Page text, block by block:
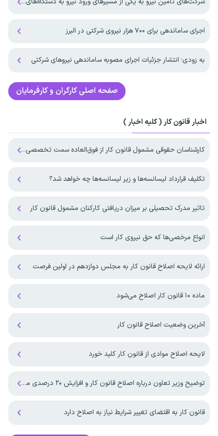
اجرای ساماندهی برای ۷۰۰ هزار نیروی شرکتی در البرز
به زودی؛ انتشار جزئیات اجرای مصوبه ساماندهی نیروهای شرکتی
صفحه اصلیکارگران و کارفرمایان
اخبار قانون کار ( کلیه اخبار )
کارشناسان حقوقی مشمول قانون کار از فوق‌العاده سمت تخصصی بهره‌مند می‌شوند
تکلیف قرارداد لیسانسه‌ها و زیر لیسانسه‌ها چه خواهد شد؟
تاثیر مدرک تحصیلی بر میزان دریافتی کارکنان مشمول قانون کار
انواع مرخصی‌ها که حق نیروی کار است
ارائه لایحه اصلاح قانون کار به مجلس دوازدهم در اولین فرصت
ماده ۱۰ قانون کار اصلاح می‌شود
آخرین وضعیت اصلاح قانون کار
لایحه اصلاح موادی از قانون کار کلید خورد
توضیح وزیر تعاون درباره اصلاح قانون کار و افزایش ۲۰ درصدی مبلغ یارانه
قانون کار به اقتضای تغییر شرایط نیاز به اصلاح دارد